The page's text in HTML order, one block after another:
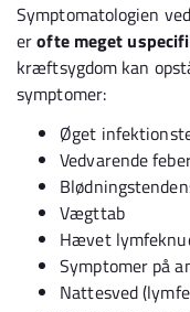
Symptomatologien
erofte meget
kræftsygdom kan
symptomer:
Øget
Vedvarende
Vægttab
Hævet
Symptomer på
Nattesved